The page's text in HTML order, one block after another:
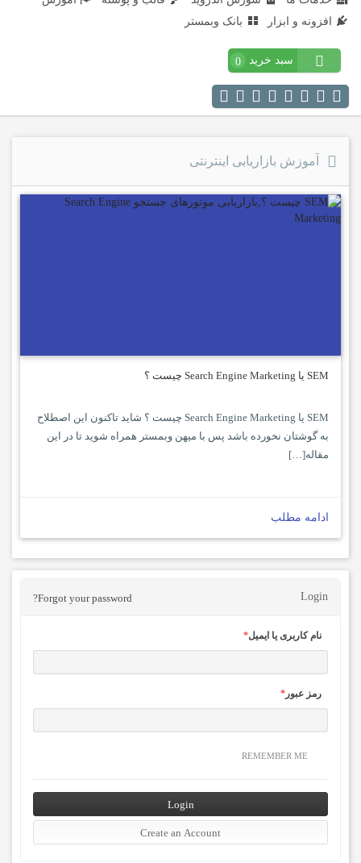
افزونه و ابزار
بانک وبمستر
سبد خرید 0
آموزش بازاریابی اینترنتی
SEM یا Search Engine Marketing چیست ؟
SEM یا Search Engine Marketing چیست ؟ شاید تاکنون این اصطلاح
به گوشتان نخورده باشد پس با میهن وبمستر همراه شوید تا در این
مقاله[…]
ادامه مطلب
Login
Forgot your password?
نام کاربری یا ایمیل*
رمز عبور *
REMEMBER ME